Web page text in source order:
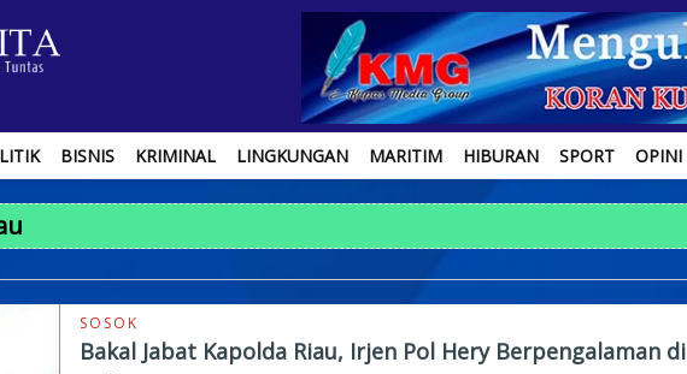
BISNIS KRIMINAL LINGKUNGAN MARITIM HIBURAN SPORT OPINI
SOSOK
Bakal Jabat Kapolda Riau, Irjen Pol Hery Berpengalaman di